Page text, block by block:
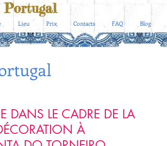
Portugal
Lieu Prix Contacts FAQ Blog
DANS LE CADRE DE LA
À